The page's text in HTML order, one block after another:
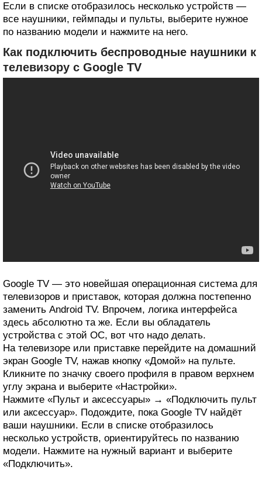
Если в списке отобразилось несколько устройств —
все наушники, геймпады и пульты, выберите нужное
по названию модели и нажмите на него.
Как подключить беспроводные наушники к
телевизору c Google TV
Google TV — это новейшая операционная система для
телевизоров и приставок, которая должна постепенно
заменить Android TV. Впрочем, логика интерфейса
здесь абсолютно та же. Если вы обладатель
устройства с этой ОС, вот что надо делать.
На телевизоре или приставке перейдите на домашний
экран Google TV, нажав кнопку «Домой» на пульте.
Кликните по значку своего профиля в правом верхнем
углу экрана и выберите «Настройки».
Нажмите «Пульт и аксессуары» → «Подключить пульт
или аксессуар». Подождите, пока Google TV найдёт
ваши наушники. Если в списке отобразилось
несколько устройств, ориентируйтесь по названию
модели. Нажмите на нужный вариант и выберите
«Подключить».